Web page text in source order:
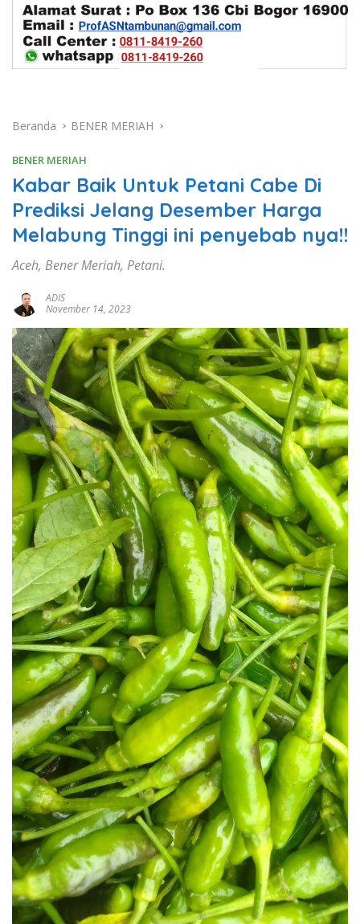
Beranda BENER MERIAH
BENER MERIAH
Kabar Baik Untuk Petani Cabe Di
Prediksi Jelang Desember Harga
Melabung Tinggi ini penyebab nya!!
Aceh, Bener Meriah, Petani.
ADIS
November 14, 2023